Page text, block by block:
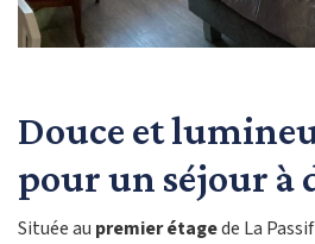
Douce et
pour un séjour à
Située au premier étagede La